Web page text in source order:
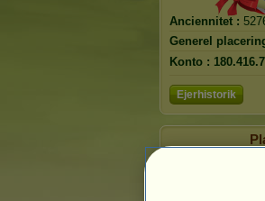
Anciennitet :
Generel
Konto :
Ejerhistorik